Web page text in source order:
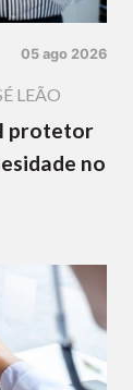
05 ago 2026
LEÃO
protetor
no